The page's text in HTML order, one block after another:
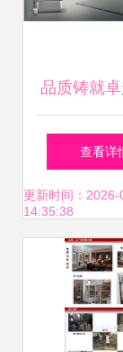
品质铸就
耀再谱新
烈祝贺杜菲
荣膺“中国
十大品
查看详
更新时间：2026-
14:35:38